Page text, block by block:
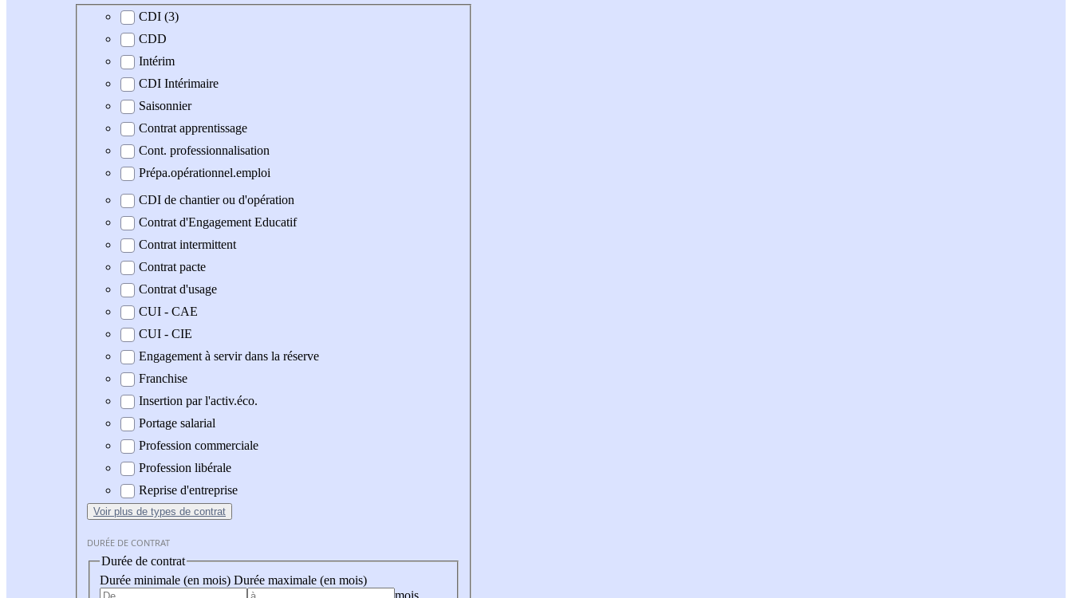
Type de contrat
CDI (3)
CDD
Intérim
CDI Intérimaire
Saisonnier
Contrat apprentissage
Cont. professionnalisation
Prépa.opérationnel.emploi
CDI de chantier ou d'opération
Contrat d'Engagement Educatif
Contrat intermittent
Contrat pacte
Contrat d'usage
CUI - CAE
CUI - CIE
Engagement à servir dans la réserve
Franchise
Insertion par l'activ.éco.
Portage salarial
Profession commerciale
Profession libérale
Reprise d'entreprise
Voir plus de types de contrat
DURÉE DE CONTRAT
Durée de contrat
Durée minimale (en mois) Durée maximale (en mois)
mois